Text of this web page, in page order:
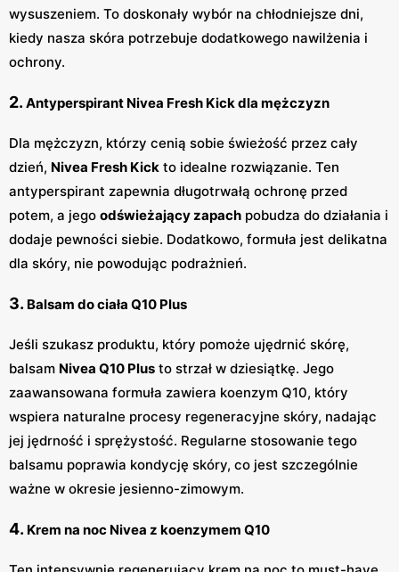
wysuszeniem. To doskonały wybór na chłodniejsze dni,
kiedy nasza skóra potrzebuje dodatkowego nawilżenia i
ochrony.
2. Antyperspirant Nivea Fresh Kick dla mężczyzn
Dla mężczyzn, którzy cenią sobie świeżość przez cały
dzień, Nivea Fresh Kick to idealne rozwiązanie. Ten
antyperspirant zapewnia długotrwałą ochronę przed
potem, a jego odświeżający zapach pobudza do działania i
dodaje pewności siebie. Dodatkowo, formuła jest delikatna
dla skóry, nie powodując podrażnień.
3. Balsam do ciała Q10 Plus
Jeśli szukasz produktu, który pomoże ujędrnić skórę,
balsam Nivea Q10 Plus to strzał w dziesiątkę. Jego
zaawansowana formuła zawiera koenzym Q10, który
wspiera naturalne procesy regeneracyjne skóry, nadając
jej jędrność i sprężystość. Regularne stosowanie tego
balsamu poprawia kondycję skóry, co jest szczególnie
ważne w okresie jesienno-zimowym.
4. Krem na noc Nivea z koenzymem Q10